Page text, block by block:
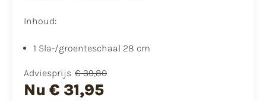
Inhoud:
1 Sla-/groenteschaal 28 cm
Adviesprijs € 39,80
Nu € 31,95